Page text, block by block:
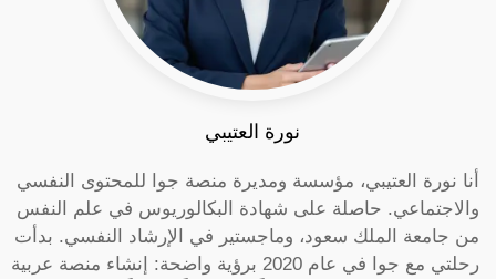
نورة العتيبي
أنا نورة العتيبي، مؤسسة ومديرة منصة جوا للمحتوى النفسي
والاجتماعي. حاصلة على شهادة البكالوريوس في علم النفس
من جامعة الملك سعود، وماجستير في الإرشاد النفسي. بدأت
رحلتي مع جوا في عام 2020 برؤية واضحة: إنشاء منصة عربية